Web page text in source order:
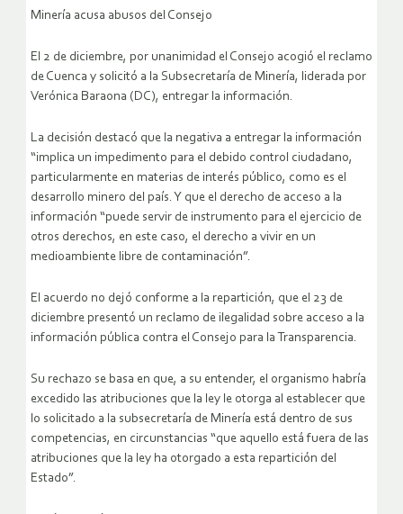
Minería acusa abusos del Consejo
El 2 de diciembre, por unanimidad el Consejo acogió el reclamo
de Cuenca y solicitó a la Subsecretaría de Minería, liderada por
Verónica Baraona (DC), entregar la información.
La decisión destacó que la negativa a entregar la información
“implica un impedimento para el debido control ciudadano,
particularmente en materias de interés público, como es el
desarrollo minero del país. Y que el derecho de acceso a la
información “puede servir de instrumento para el ejercicio de
otros derechos, en este caso, el derecho a vivir en un
medioambiente libre de contaminación”.
El acuerdo no dejó conforme a la repartición, que el 23 de
diciembre presentó un reclamo de ilegalidad sobre acceso a la
información pública contra el Consejo para la Transparencia.
Su rechazo se basa en que, a su entender, el organismo habría
excedido las atribuciones que la ley le otorga al establecer que
lo solicitado a la subsecretaría de Minería está dentro de sus
competencias, en circunstancias “que aquello está fuera de las
atribuciones que la ley ha otorgado a esta repartición del
Estado”.